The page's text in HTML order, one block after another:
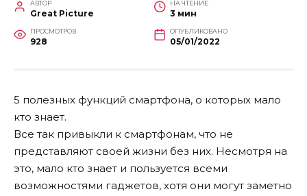
АВТОР
Great Picture
НА ЧТЕНИЕ
3 мин
ПРОСМОТРОВ
928
ОПУБЛИКОВАНО
05/01/2022
5 полезных функций смартфона, о которых мало
кто знает.
Все так привыкли к смартфонам, что не
представляют своей жизни без них. Несмотря на
это, мало кто знает и пользуется всеми
возможностями гаджетов, хотя они могут заметно